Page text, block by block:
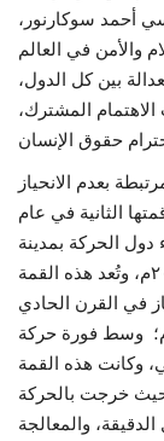
للقيادة الدولية
مرجعياتنا
المواطن العالمي
الرواد
فرص
وثائق
الفيديوهات
أحمد سوكارنور،
والأمن في العالم
بين كل الدول،
الاهتمام المشترك،
بعدم الانحياز
الثانية في عام
دول الحركة بمدينة
شرم الشيخ خلال الفترة من ١١ إلى ١٦ يوليو ٢٠٠٩م، وتُعد هذه القمة
في القرن الحادي
مثلما كانت قمة القاهرة عام ١٩٦٤م؛ وسط فورة حركة
وكانت هذه القمة
حيث خرجت بالحركة
والمعالجة